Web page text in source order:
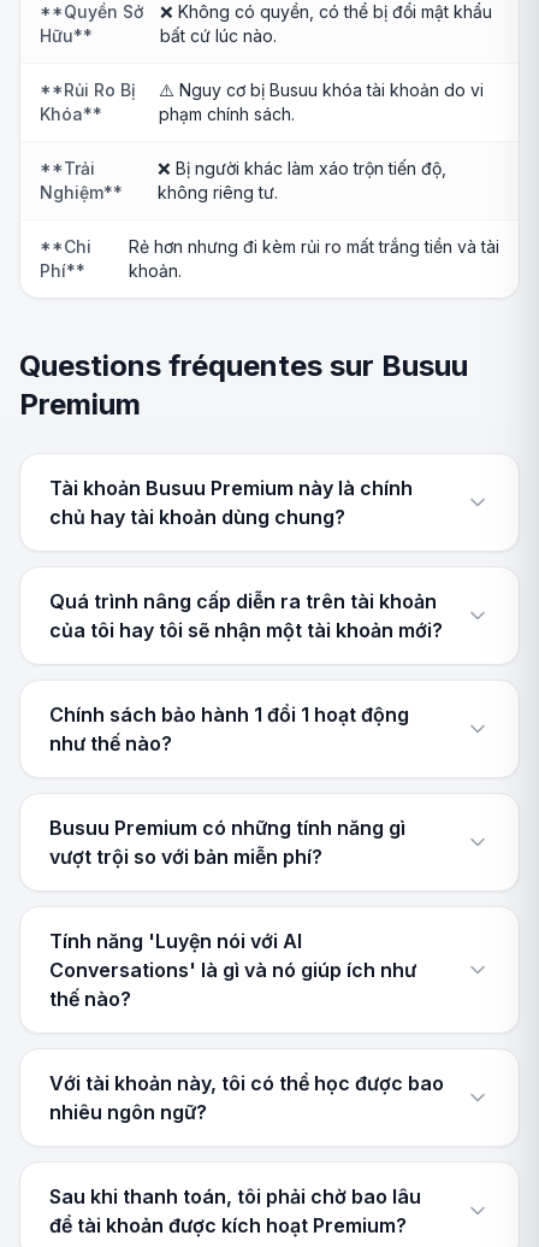
**Quyền Sở
Hữu**
❌ Không có quyền, có thể bị đổi mật khẩu
bất cứ lúc nào.
**Rủi Ro Bị
Khóa**
⚠️ Nguy cơ bị Busuu khóa tài khoản do vi
phạm chính sách.
**Trải
Nghiệm**
❌ Bị người khác làm xáo trộn tiến độ,
không riêng tư.
**Chi
Phí**
Rẻ hơn nhưng đi kèm rủi ro mất trắng tiền và tài
khoản.
Questions fréquentes sur Busuu
Premium
Tài khoản Busuu Premium này là chính
chủ hay tài khoản dùng chung?
Quá trình nâng cấp diễn ra trên tài khoản
của tôi hay tôi sẽ nhận một tài khoản mới?
Chính sách bảo hành 1 đổi 1 hoạt động
như thế nào?
Busuu Premium có những tính năng gì
vượt trội so với bản miễn phí?
Tính năng 'Luyện nói với AI
Conversations' là gì và nó giúp ích như
thế nào?
Với tài khoản này, tôi có thể học được bao
nhiêu ngôn ngữ?
Sau khi thanh toán, tôi phải chờ bao lâu
để tài khoản được kích hoạt Premium?